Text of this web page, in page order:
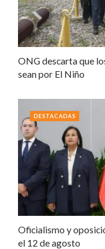
ONG descarta que
sean por El Niño
Oficialismo y
el 12 de agosto
DESTACADAS